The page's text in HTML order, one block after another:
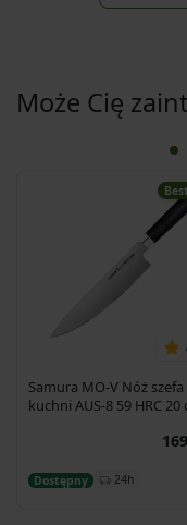
Może Cię
Samura MO-V Nóż szefa
kuchni AUS-8 59 HRC 20
Dostępny 24h
Dodaj do